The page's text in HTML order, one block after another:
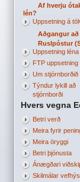
Af hverju
lén?
Uppsetning á
Aðgangur
Ruslpóstur
Uppsetning léna
FTP uppsetning
Um stjórnborðið
Týndur lykill að
stjórnborði
Hvers vegna
Betri verð
Meira fyrir
Meira öryggi
Betri þjónusta
Ánægðari
Skilmálar